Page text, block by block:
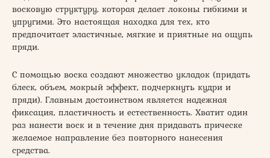
восковую структуру, которая делает локоны гибкими и
упругими. Это настоящая находка для тех, кто
предпочитает эластичные, мягкие и приятные на ощупь
пряди.
С помощью воска создают множество укладок (придать
блеск, объем, мокрый эффект, подчеркнуть кудри и
пряди). Главным достоинством ­является надежная
фиксация, пластичность и естественность. Хватит один
раз нанести воск и в течение дня придавать прическе
желаемое направление без повторного нанесения
средства.